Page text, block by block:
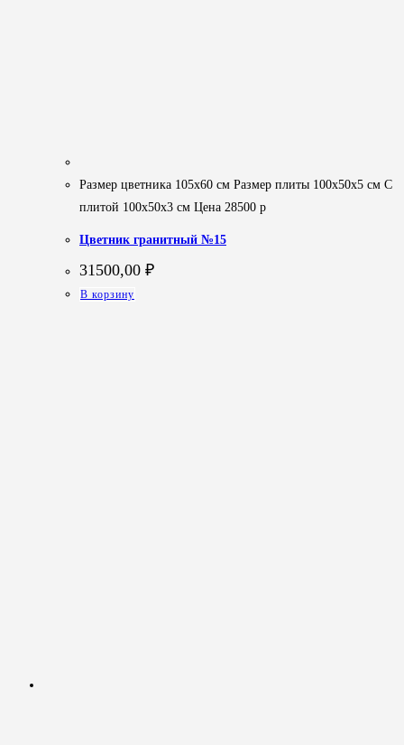
Размер цветника 105х60 см Размер плиты 100х50х5 см С
плитой 100х50х3 см Цена 28500 р
Цветник гранитный №15
31500,00 ₽
В корзину